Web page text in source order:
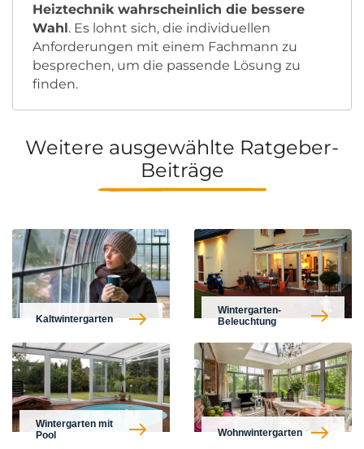
Heiztechnik wahrscheinlich die bessere
Wahl . Es lohnt sich, die individuellen
Anforderungen mit einem Fachmann zu
besprechen, um die passende Lösung zu
finden.
Weitere ausgewählte Ratgeber-
Beiträge
Kaltwintergarten
Wintergarten-
Beleuchtung
Wintergarten mit
Pool
Wohnwintergarten